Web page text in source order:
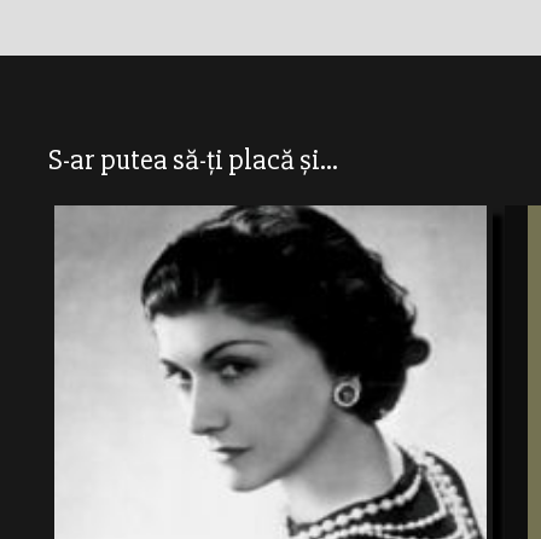
S-ar putea să-ți placă și...